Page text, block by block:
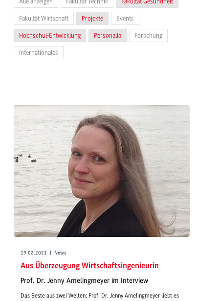
Fakultät Wirtschaft Projekte Events
Hochschul-Entwicklung Personalia Forschung
Internationales
19.02.2021 | News
Aus Überzeugung Wirtschaftsingenieurin
Prof. Dr. Jenny Amelingmeyer im Interview
Das Beste aus zwei Welten: Prof. Dr. Jenny Amelingmeyer liebt es